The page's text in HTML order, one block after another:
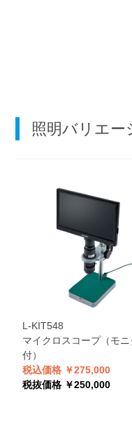
照明バリエー
L-KIT548
マイクロスコープ（モニ
付）
税込価格 ￥275,000
税抜価格 ￥250,000